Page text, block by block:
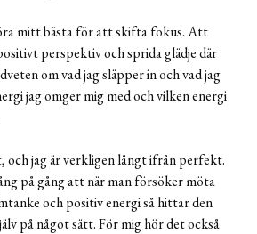
mitt bästa för att skifta fokus. Att
perspektiv och sprida glädje där
om vad jag släpper in och vad jag
jag omger mig med och vilken energi
och jag är verkligen långt ifrån perfekt.
på gång att när man försöker möta
och positiv energi så hittar den
på något sätt. För mig hör det också